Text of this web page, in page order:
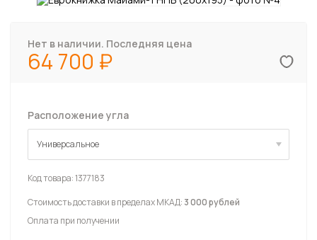
Нет в наличии. Последняя цена
64 700
Расположение угла
Универсальное
Универсальное
Код товара:1377183
Стоимость доставки в пределах МКАД: 3 000 рублей
Оплата при получении